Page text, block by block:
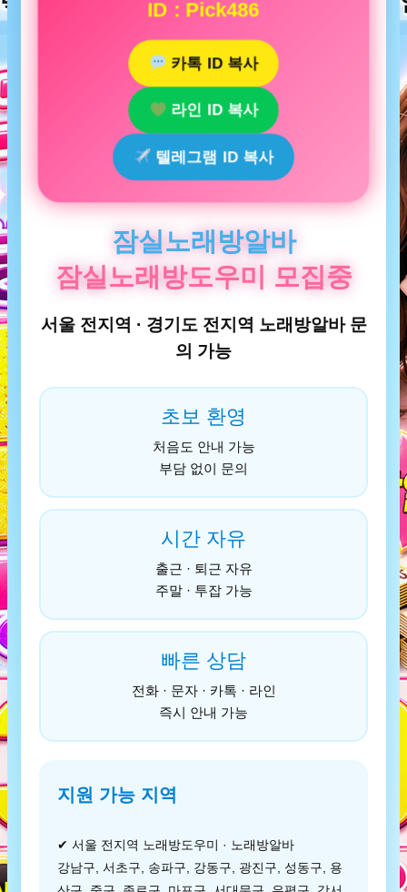
ID : Pick486
카톡 ID 복사
라인 ID 복사
텔레그램 ID 복사
잠실노래방알바
잠실노래방도우미 모집중
서울 전지역 · 경기도 전지역 노래방알바 문
의 가능
초보 환영
처음도 안내 가능
부담 없이 문의
시간 자유
출근 · 퇴근 자유
주말 · 투잡 가능
빠른 상담
전화 · 문자 · 카톡 · 라인
즉시 안내 가능
지원 가능 지역
✔ 서울 전지역 노래방도우미 · 노래방알바
강남구, 서초구, 송파구, 강동구, 광진구, 성동구, 용